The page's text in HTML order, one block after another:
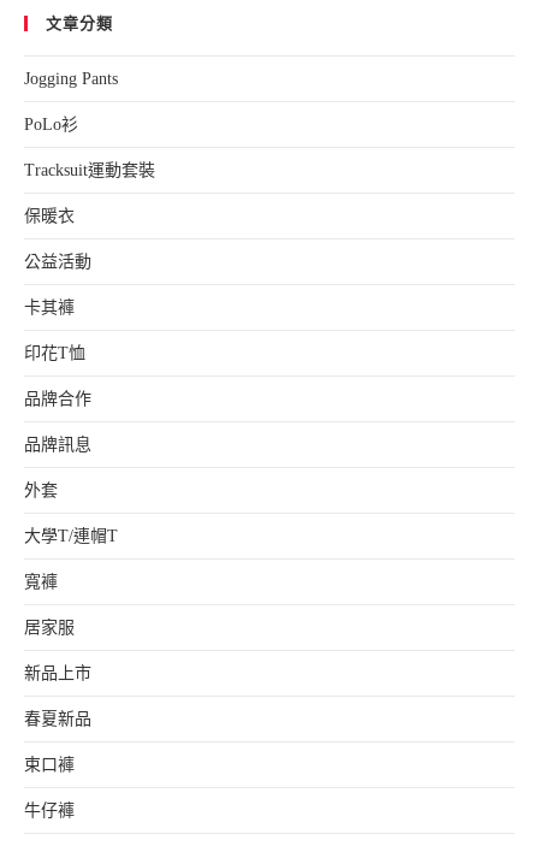
文章分類
Jogging Pants
PoLo衫
Tracksuit運動套裝
保暖衣
公益活動
卡其褲
印花T恤
品牌合作
品牌訊息
外套
大學T/連帽T
寬褲
居家服
新品上市
春夏新品
束口褲
牛仔褲